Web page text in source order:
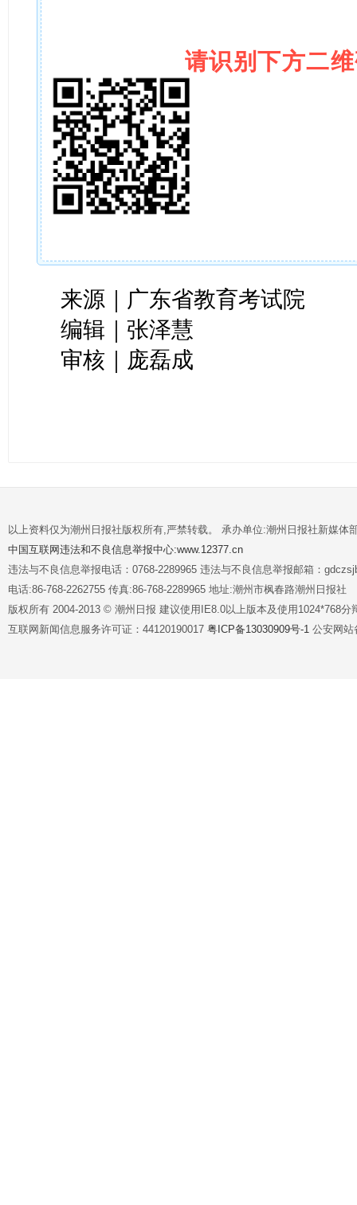
请识别下方二
来源｜广东省教育考试院
编辑｜张泽慧
审核｜庞磊成
以上资料仅为潮州日报社版权所有,严禁转载。 承办单位:潮州日报社新媒体
中国互联网违法和不良信息举报中心:www.12377.cn
违法与不良信息举报电话：0768-2289965 违法与不良信息举报邮箱：
电话:86-768-2262755 传真:86-768-2289965 地址:潮州市枫春路潮州日报社
版权所有 2004-2013 © 潮州日报 建议使用IE8.0以上版本及使用1024*768分
互联网新闻信息服务许可证：44120190017 粤ICP备13030909号-1 公安网站